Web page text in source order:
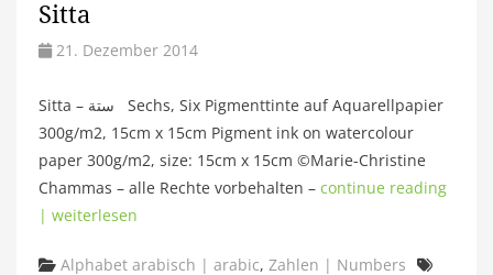
Sitta
21. Dezember 2014
Sitta – ستة Sechs, Six Pigmenttinte auf Aquarellpapier
300g/m2, 15cm x 15cm Pigment ink on watercolour
paper 300g/m2, size: 15cm x 15cm ©Marie-Christine
Chammas – alle Rechte vorbehalten – continue reading
| weiterlesen
Categories
Alphabet arabisch | arabic, Zahlen | Numbers